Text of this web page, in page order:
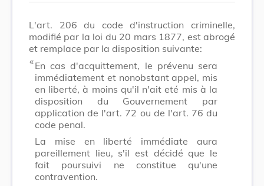
L'art. 206 du code d'instruction criminelle,
modifié par la loi du 20 mars 1877, est abrogé
et remplace par la disposition suivante:
​ «En cas d'acquittement, le prévenu sera
immédiatement et nonobstant appel, mis
en liberté, à moins qu'il n'ait eté mis à la
disposition du Gouvernement par
application de l'art. 72 ou de l'art. 76 du
code penal.
La mise en liberté immédiate aura
pareillement lieu, s'il est décidé que le
fait poursuivi ne constitue qu'une
contravention.